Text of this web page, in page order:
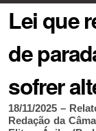
Lei que
de
sofrer
18/11/2025 –
Redação da